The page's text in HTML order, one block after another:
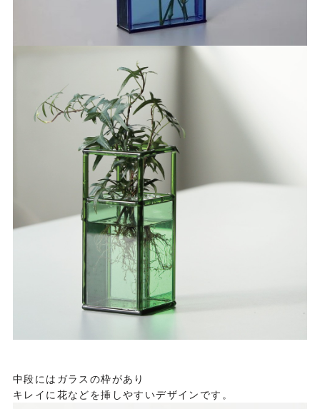
中段にはガラスの枠があり
キレイに花などを挿しやすいデザインです。